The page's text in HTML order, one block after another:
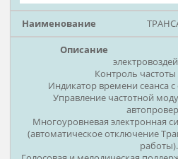
Диапазон девиации частоты
Продолжительность
Дискретность
Питание -
Размеры, мм -
Вес,